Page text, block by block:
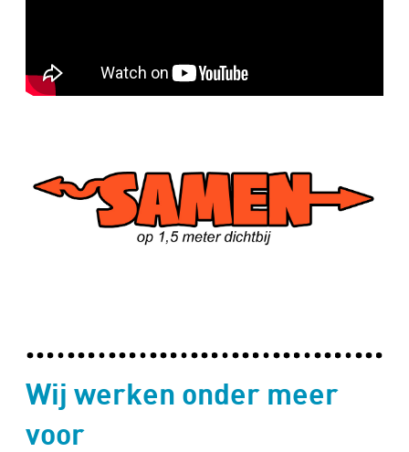
Wij werken onder meer
voor